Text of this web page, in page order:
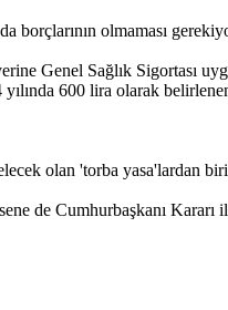
borçlarının olmaması
Genel Sağlık Sigortası
600 lira olarak
olan 'torba yasa'lardan
de Cumhurbaşkanı